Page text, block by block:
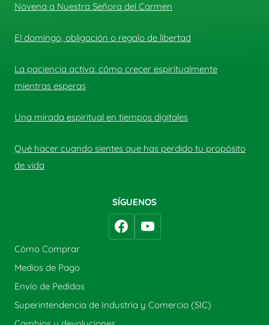
Novena a Nuestra Señora del Carmen
El domingo, obligación o regalo de libertad
La paciencia activa: cómo crecer espiritualmente
mientras esperas
Una mirada espiritual en tiempos digitales
Qué hacer cuando sientes que has perdido tu propósito
de vida
SÍGUENOS
Cómo Comprar
Medios de Pago
Envío de Pedidos
Superintendencia de Industria y Comercio (SIC)